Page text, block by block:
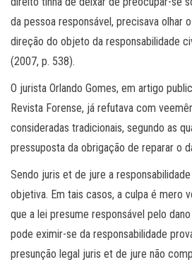
da pessoa responsável, precisava olhar
direção do objeto da responsabilidade
(2007, p. 538).
O jurista Orlando Gomes, em artigo
Revista Forense, já refutava com
consideradas tradicionais, segundo as
pressuposta da obrigação de reparar o
Sendo juris et de jure a
objetiva. Em tais casos, a culpa é mero
que a lei presume responsável pelo
pode eximir-se da responsabilidade
presunção legal juris et de jure não